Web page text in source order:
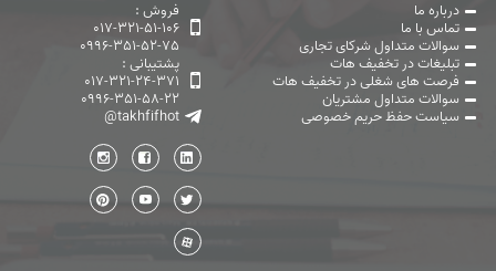
درباره ما
تماس با ما
سوالات متداول شرکای تجاری
تبلیغات در تخفیف هات
فرصت های شغلی در تخفیف هات
سوالات متداول مشتریان
سیاست حفظ حریم خصوصی
فروش :
017-321-51-106
0996-351-52-75
پشتیبانی :
017-321-24-371
0996-351-58-22
@takhfifhot